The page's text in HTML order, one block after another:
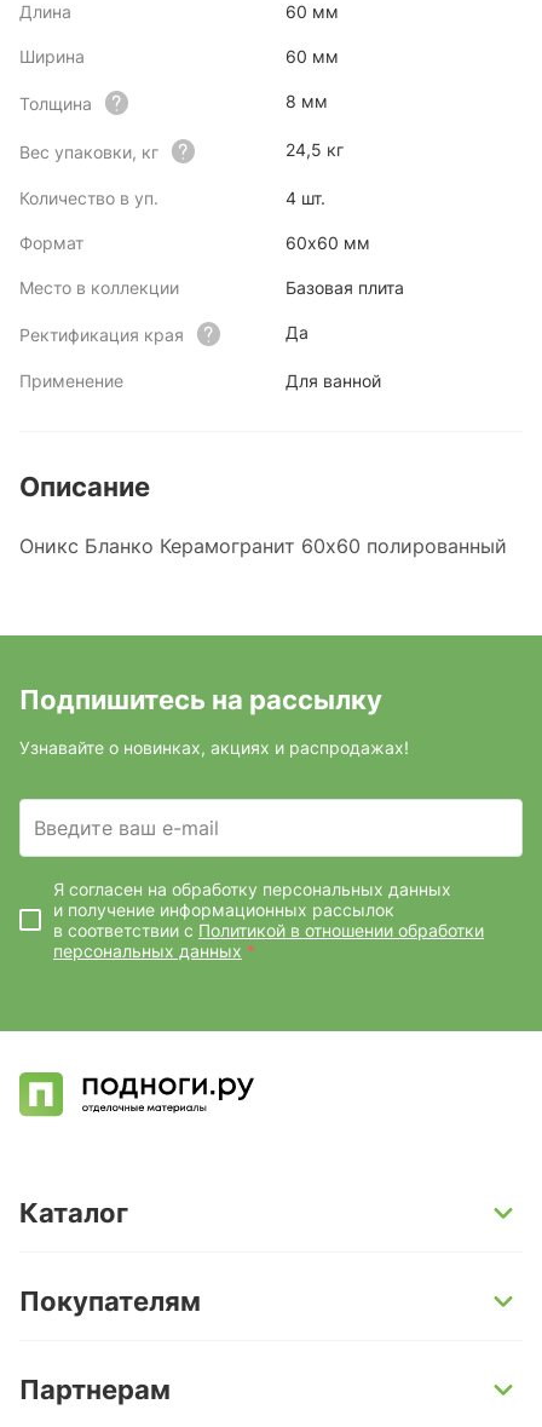
Длина 60 мм
Ширина 60 мм
Толщина 8 мм
Вес упаковки, кг 24,5 кг
Количество в уп. 4 шт.
Формат 60x60 мм
Место в коллекции Базовая плита
Ректификация края Да
Применение Для ванной
Описание
Оникс Бланко Керамогранит 60х60 полированный
Подпишитесь на рассылку
Узнавайте о новинках, акциях и распродажах!
Введите ваш e-mail
Я согласен на обработку персональных данных
и получение информационных рассылок
в соответствии с Политикой в отношении обработки
персональных данных *
Каталог
Кварц-винил и LVT-плитка
Ламинат
Покупателям
Условия доставки
Партнерам